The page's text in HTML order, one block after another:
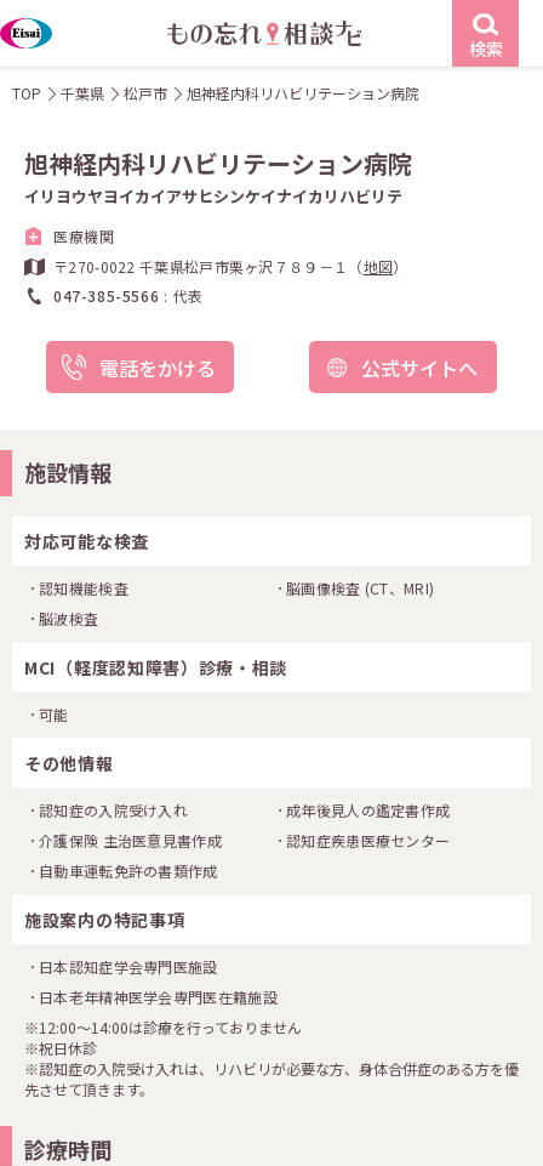
検索
TOP 千葉県 松戸市 旭神経内科リハビリテーション病院
旭神経内科リハビリテーション病院
イリヨウヤヨイカイアサヒシンケイナイカリハビリテ
医療機関
〒270-0022 千葉県松戸市栗ヶ沢７８９－１（地図）
047-385-5566
代表
電話をかける 公式サイトへ
施設情報
対応可能な検査
認知機能検査 脳画像検査 (CT、MRI)
脳波検査
MCI（軽度認知障害）診療・相談
可能
その他情報
認知症の入院受け入れ
成年後見人の鑑定書作成
介護保険 主治医意見書作成
認知症疾患医療センター
自動車運転免許の書類作成
施設案内の特記事項
日本認知症学会専門医施設
日本老年精神医学会専門医在籍施設
※12:00～14:00は診療を行っておりません
※祝日休診
※認知症の入院受け入れは、リハビリが必要な方、身体合併症のある方を優
先させて頂きます。
診療時間